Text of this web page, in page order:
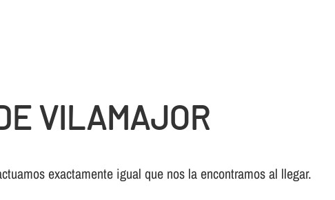
VILAMAJOR
exactamente igual que nos la encontramos al llegar.